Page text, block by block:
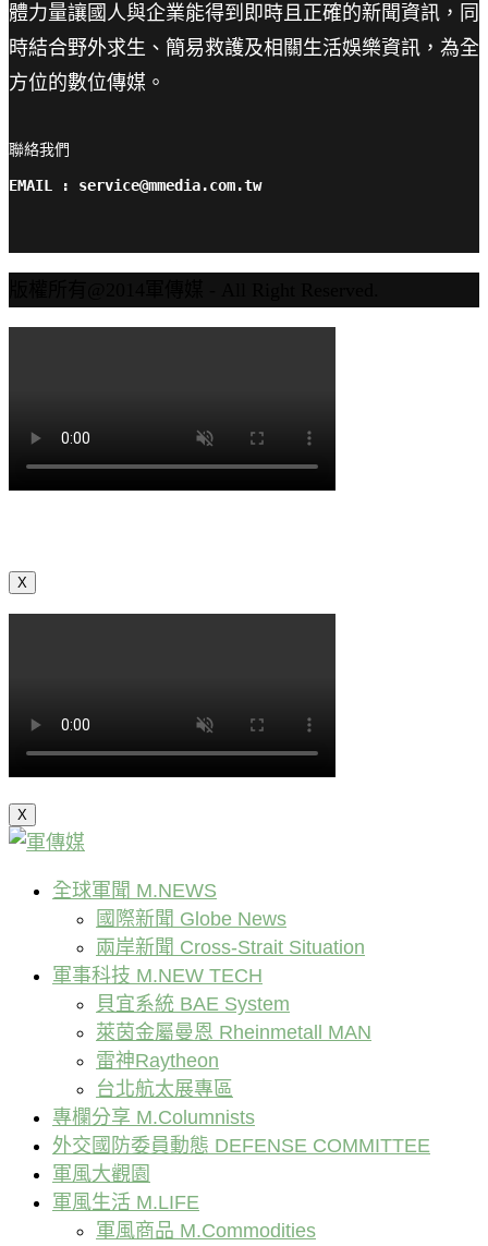
體力量讓國人與企業能得到即時且正確的新聞資訊，同
時結合野外求生、簡易救護及相關生活娛樂資訊，為全
方位的數位傳媒。
聯絡我們
EMAIL : service@mmedia.com.tw
X
X
全球軍聞 M.NEWS
國際新聞 Globe News
兩岸新聞 Cross-Strait Situation
軍事科技 M.NEW TECH
貝宜系統 BAE System
萊茵金屬曼恩 Rheinmetall MAN
雷神Raytheon
台北航太展專區
專欄分享 M.Columnists
外交國防委員動態 DEFENSE COMMITTEE
軍風大觀園
軍風生活 M.LIFE
軍風商品 M.Commodities